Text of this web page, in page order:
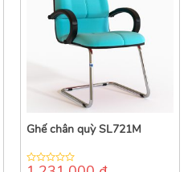
Ghế chân quỳ SL721M